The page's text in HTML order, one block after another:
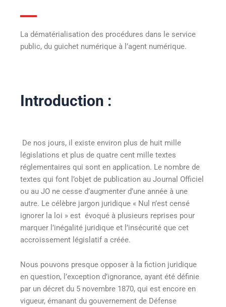
La dématérialisation des procédures dans le service
public, du guichet numérique à l’agent numérique.
Introduction :
De nos jours, il existe environ plus de huit mille
législations et plus de quatre cent mille textes
réglementaires qui sont en application. Le nombre de
textes qui font l’objet de publication au Journal Officiel
ou au JO ne cesse d’augmenter d’une année à une
autre. Le célèbre jargon juridique « Nul n’est censé
ignorer la loi » est évoqué à plusieurs reprises pour
marquer l’inégalité juridique et l’insécurité que cet
accroissement législatif a créée.
Nous pouvons presque opposer à la fiction juridique
en question, l’exception d’ignorance, ayant été définie
par un décret du 5 novembre 1870, qui est encore en
vigueur, émanant du gouvernement de Défense